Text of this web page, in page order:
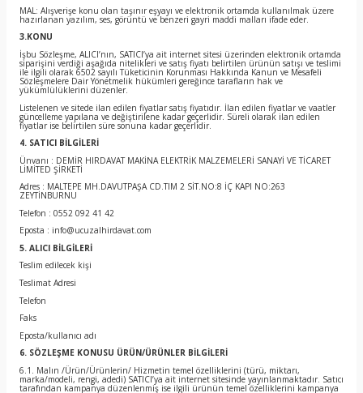
MAL: Alışverişe konu olan taşınır eşyayı ve elektronik ortamda kullanılmak üzere
hazırlanan yazılım, ses, görüntü ve benzeri gayri maddi malları ifade eder.
3.KONU
İşbu Sözleşme, ALICI’nın, SATICI’ya ait internet sitesi üzerinden elektronik ortamda
siparişini verdiği aşağıda nitelikleri ve satış fiyatı belirtilen ürünün satışı ve teslimi
ile ilgili olarak 6502 sayılı Tüketicinin Korunması Hakkında Kanun ve Mesafeli
Sözleşmelere Dair Yönetmelik hükümleri gereğince tarafların hak ve
yükümlülüklerini düzenler.
Listelenen ve sitede ilan edilen fiyatlar satış fiyatıdır. İlan edilen fiyatlar ve vaatler
güncelleme yapılana ve değiştirilene kadar geçerlidir. Süreli olarak ilan edilen
fiyatlar ise belirtilen süre sonuna kadar geçerlidir.
4. SATICI BİLGİLERİ
Ünvanı : DEMİR HIRDAVAT MAKİNA ELEKTRİK MALZEMELERİ SANAYİ VE TİCARET
LİMİTED ŞİRKETİ
Adres : MALTEPE MH.DAVUTPAŞA CD.TIM 2 SİT.NO:8 İÇ KAPI NO:263
ZEYTİNBURNU
Telefon : 0552 092 41 42
Eposta : info@ucuzalhirdavat.com
5. ALICI BİLGİLERİ
Teslim edilecek kişi
Teslimat Adresi
Telefon
Faks
Eposta/kullanıcı adı
6. SÖZLEŞME KONUSU ÜRÜN/ÜRÜNLER BİLGİLERİ
6.1. Malın /Ürün/Ürünlerin/ Hizmetin temel özelliklerini (türü, miktarı,
marka/modeli, rengi, adedi) SATICI’ya ait internet sitesinde yayınlanmaktadır. Satıcı
tarafından kampanya düzenlenmiş ise ilgili ürünün temel özelliklerini kampanya